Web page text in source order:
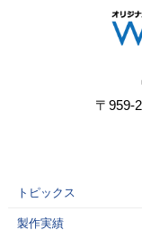
〒959-
トピックス
製作実績